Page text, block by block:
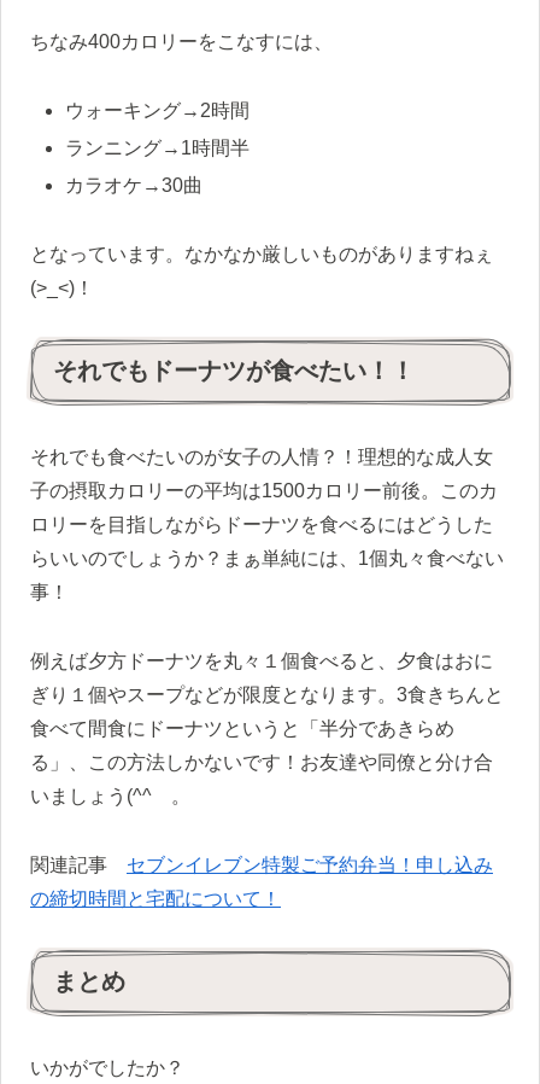
ちなみ400カロリーをこなすには、
ウォーキング→2時間
ランニング→1時間半
カラオケ→30曲
となっています。なかなか厳しいものがありますねぇ
(>_<)！
それでもドーナツが食べたい！！
それでも食べたいのが女子の人情？！理想的な成人女
子の摂取カロリーの平均は1500カロリー前後。このカ
ロリーを目指しながらドーナツを食べるにはどうした
らいいのでしょうか？まぁ単純には、1個丸々食べない
事！
例えば夕方ドーナツを丸々１個食べると、夕食はおに
ぎり１個やスープなどが限度となります。3食きちんと
食べて間食にドーナツというと「半分であきらめ
る」、この方法しかないです！お友達や同僚と分け合
いましょう(^^ゞ。
関連記事 セブンイレブン特製ご予約弁当！申し込み
の締切時間と宅配について！
まとめ
いかがでしたか？